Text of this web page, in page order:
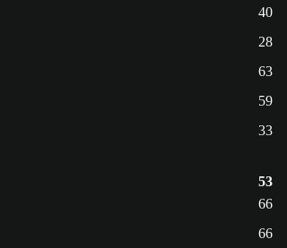
40
28
63
59
33
53
66
66